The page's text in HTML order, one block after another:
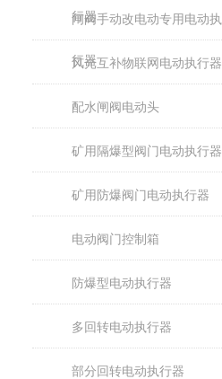
行器
闸阀手动改电动专用电动执
行器
风光互补物联网电动执行器
配水闸阀电动头
矿用隔爆型阀门电动执行器
矿用防爆阀门电动执行器
电动阀门控制箱
防爆型电动执行器
多回转电动执行器
部分回转电动执行器